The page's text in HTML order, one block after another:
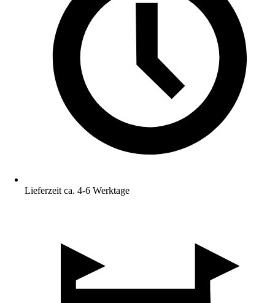
Lieferzeit ca. 4-6 Werktage